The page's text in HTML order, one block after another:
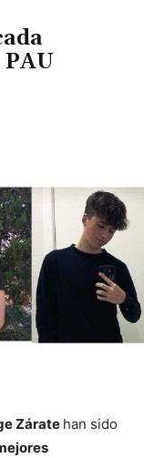
Zárate han sido